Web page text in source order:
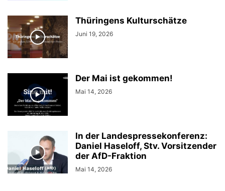
Thüringens Kulturschätze
Juni 19, 2026
Der Mai ist gekommen!
Mai 14, 2026
In der Landespressekonferenz:
Daniel Haseloff, Stv. Vorsitzender
der AfD-Fraktion
Mai 14, 2026